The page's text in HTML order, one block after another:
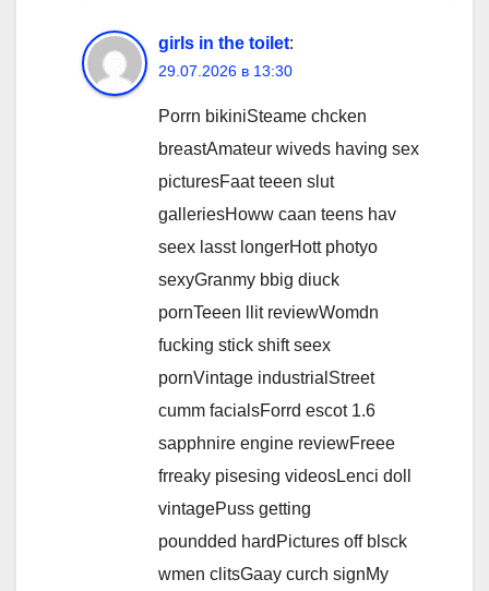
girls in the toilet:
29.07.2026 в 13:30
Porrn bikiniSteame chcken
breastAmateur wiveds having sex
picturesFaat teeen slut
galleriesHoww caan teens hav
seex lasst longerHott photyo
sexyGranmy bbig diuck
pornTeeen llit reviewWomdn
fucking stick shift seex
pornVintage industrialStreet
cumm facialsForrd escot 1.6
sapphnire engine reviewFreee
frreaky pisesing videosLenci doll
vintagePuss getting
poundded hardPictures off blsck
wmen clitsGaay curch signMy